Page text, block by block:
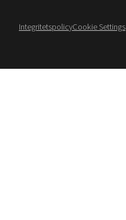
IntegritetspolicyCookie Settings